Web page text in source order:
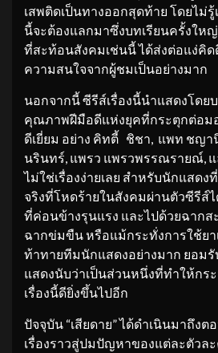
เสพติดเป็นทางออกสุดท้าย โดยไม่
นี้จะต้องแลกมาซึ่งบทเรียนครั้งให
ที่สะท้อนสังคมเช่นนี้ ได้ส่งต่อแง่คิด
ความสนใจจากผู้ชมเป็นอย่างมาก
นอกจากนี้ ซีรีส์เรื่องนี้นำแสดงโดย
คุณภาพฝีมือดีแห่งยุคที่กระตุกต่อม
ดีเยี่ยม อย่าง คิทตี้ ชิชา, แพท ชญา
นรินทร์, แพรว แพรวพรรณรายณ์,
ไม่ใช่เรื่องง่ายเลย สำหรับนักแสดง
จริงที่โหดร้ายในสังคมผ่านตัวซีรีส์
ที่ค่อนข้างรุนแรง และไปด้วยฉาก
ฉากข่มขืน หรือแม้กระทั่งการใช้ยา
ท้าทายทีมนักแสดงอย่างมาก ยอมรั
แสดงนับว่าเป็นส่วนหนึ่งที่ทำให้กร
เรื่องนี้ดียิ่งขึ้นไปอีก
ปัจจุบัน “เสียดาย” ได้ดำเนินมาถึง
เรื่องราวสู่ปมปัญหาของแต่ละตัวล